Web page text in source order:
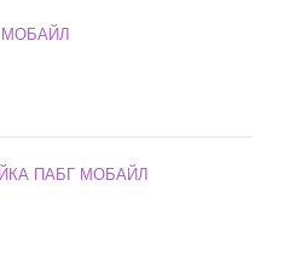
МОБАЙЛ
ПАБГ МОБАЙЛ